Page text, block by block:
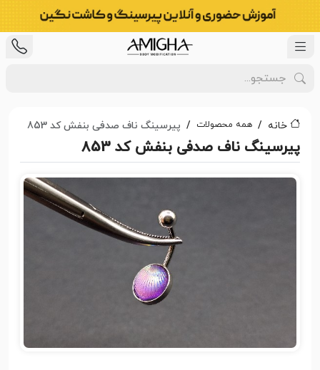
خانه همه محصولات پیرسینگ ناف صدفی بنفش کد 853
پیرسینگ ناف صدفی بنفش کد 853